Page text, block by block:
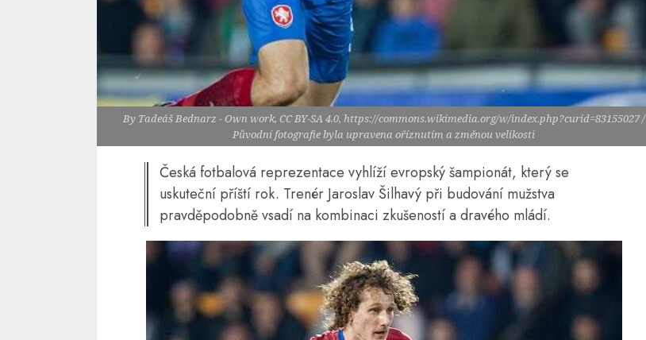
By Tadeáš Bednarz - Own work, CC BY-SA 4.0, https://commons.wikimedia.org/w/index.php?curid=83155027 /
Původní fotografie byla upravena oříznutím a změnou velikosti
Česká fotbalová reprezentace vyhlíží evropský šampionát, který se
uskuteční příští rok. Trenér Jaroslav Šilhavý při budování mužstva
pravděpodobně vsadí na kombinaci zkušeností a dravého mládí.